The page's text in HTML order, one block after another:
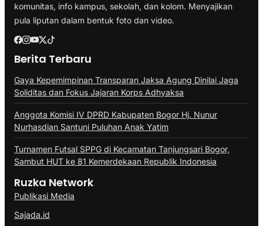
komunitas, info kampus, sekolah, dan kolom. Menyajikan
pula liputan dalam bentuk foto dan video.
Berita Terbaru
Gaya Kepemimpinan Transparan Jaksa Agung Dinilai Jaga
Soliditas dan Fokus Jajaran Korps Adhyaksa
Anggota Komisi IV DPRD Kabupaten Bogor Hj. Nunur
Nurhasdian Santuni Puluhan Anak Yatim
Turnamen Futsal SPPG di Kecamatan Tanjungsari Bogor,
Sambut HUT ke 81 Kemerdekaan Republik Indonesia
Ruzka Network
Publikasi Media
Sajada.id